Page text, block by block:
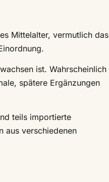
Mittelalter, vermutlich das
ist. Wahrscheinlich
spätere Ergänzungen
teils importierte
aus verschiedenen